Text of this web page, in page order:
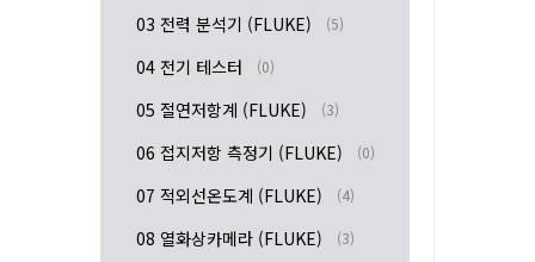
03 전력 분석기 (FLUKE) (5)
04 전기 테스터 (0)
05 절연저항계 (FLUKE) (3)
06 접지저항 측정기 (FLUKE) (0)
07 적외선온도계 (FLUKE) (4)
08 열화상카메라 (FLUKE) (3)